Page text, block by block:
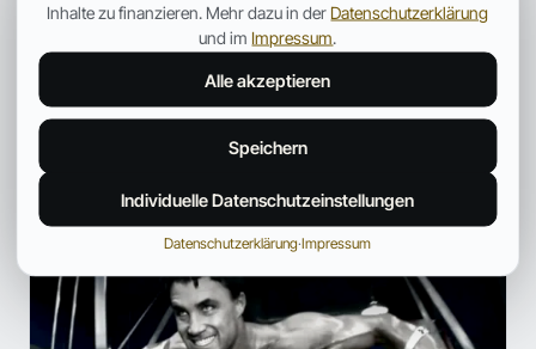
TRAINING
Matthias Botthof: SO wirst Du
WIRKLICH stärker!
Wer regelmäßig ins Fitnessstudio geht, der hat sich mit
Sicherheit schon des Öfteren die Frage gestellt, wie man
Inhalte zu finanzieren. Mehr dazu in der Datenschutzerklärung
und im Impressum.
Alle akzeptieren
Speichern
Individuelle Datenschutzeinstellungen
Datenschutzerklärung·Impressum